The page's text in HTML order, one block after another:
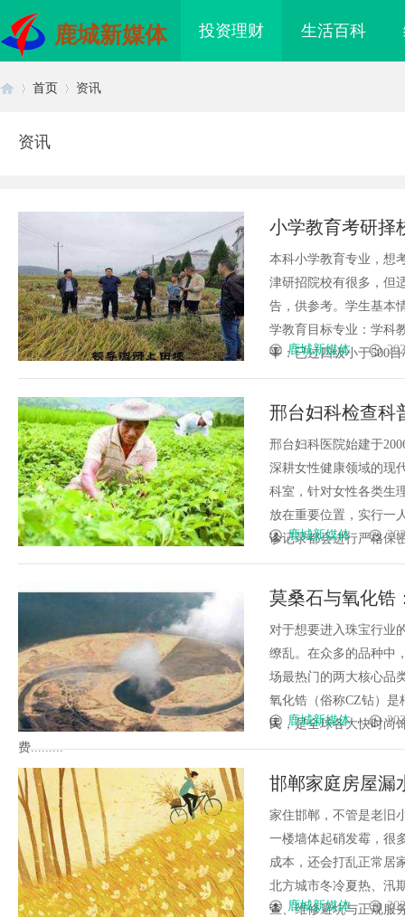
鹿城新媒体 投资理财 生活百科
首页 资讯
资讯
小学教育考研择
本科小学教育专业，想
津研招院校有很多，但
告，供参考。学生基本
学教育目标专业：学科
平：已过四级小于500
鹿城新媒体
邢台妇科检查科
邢台妇科医院
邢台妇科医院始建于
深耕女性健康领域的现
科室，针对女性各类生
放在重要位置，实行一
诊记录都会进行严格保
鹿城新媒体
莫桑石与氧化锆
对于想要进入珠宝行业
缭乱。在众多的品种中
场最热门的两大核心品
氧化锆（俗称CZ钻）
民，是全球各大快时尚
费.........
鹿城新媒体
邯郸家庭房屋漏
避坑全指南
家住邯郸，不管是老旧
一楼墙体起硝发霉，很
成本，还会打乱正常居
北方城市冬冷夏热、汛
查、维修避坑与正规服
鹿城新媒体
配眼镜 贝净 AC 国际医疗实验室，标准
发体系全解析